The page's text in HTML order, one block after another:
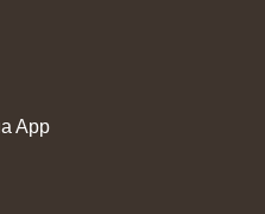
App